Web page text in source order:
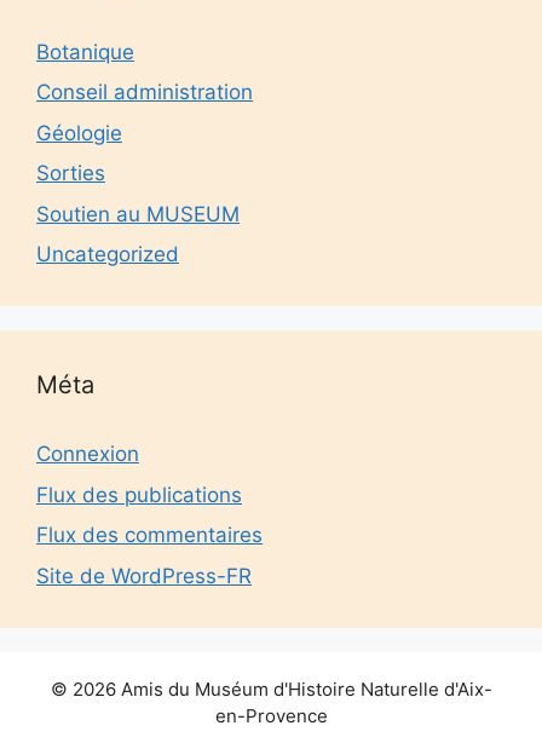
Botanique
Conseil administration
Géologie
Sorties
Soutien au MUSEUM
Uncategorized
Méta
Connexion
Flux des publications
Flux des commentaires
Site de WordPress-FR
© 2026 Amis du Muséum d'Histoire Naturelle d'Aix-
en-Provence